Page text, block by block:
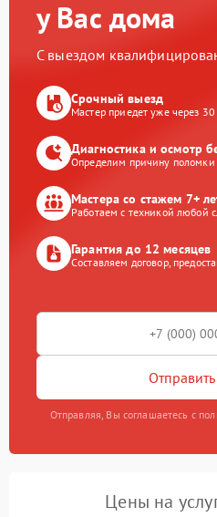
у Вас дома
С выездом
Срочный выезд
Мастер приедет уже через
Диагностика и осмотр
Определим причину поломки
Мастера со стажем 7+
Работаем с техникой любой
Гарантия до 12 месяцев
Составляем договор,
Отправляя, Вы соглашаетесь с
Цены на